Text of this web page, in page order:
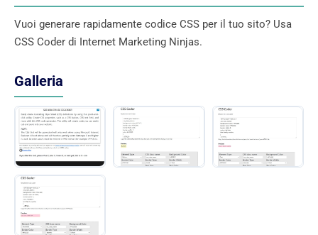
Vuoi generare rapidamente codice CSS per il tuo sito? Usa
CSS Coder di Internet Marketing Ninjas.
Galleria